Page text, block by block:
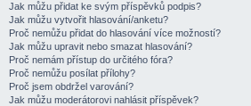
Jak můžu přidat ke svým příspěvků podpis?
Jak můžu vytvořit hlasování/anketu?
Proč nemůžu přidat do hlasování více možností?
Jak můžu upravit nebo smazat hlasování?
Proč nemám přístup do určitého fóra?
Proč nemůžu posílat přílohy?
Proč jsem obdržel varování?
Jak můžu moderátorovi nahlásit příspěvek?